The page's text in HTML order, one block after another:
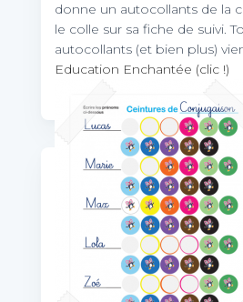
donne un autocollants de la
le colle sur sa fiche de suivi.
autocollants (et bien plus)
Education Enchantée (clic !)